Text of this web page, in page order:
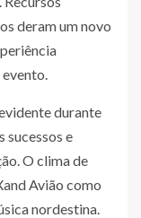
deram um novo
durante
sucessos e
O clima de
Avião como
nordestina.